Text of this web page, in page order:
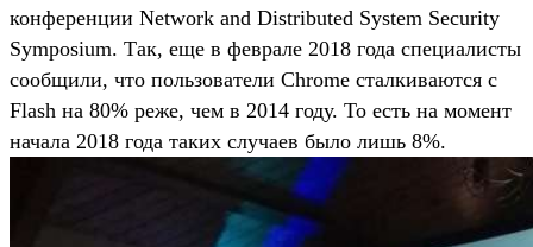
конференции Network and Distributed System Security
Symposium. Так, еще в феврале 2018 года специалисты
сообщили, что пользователи Chrome сталкиваются с
Flash на 80% реже, чем в 2014 году. То есть на момент
начала 2018 года таких случаев было лишь 8%.